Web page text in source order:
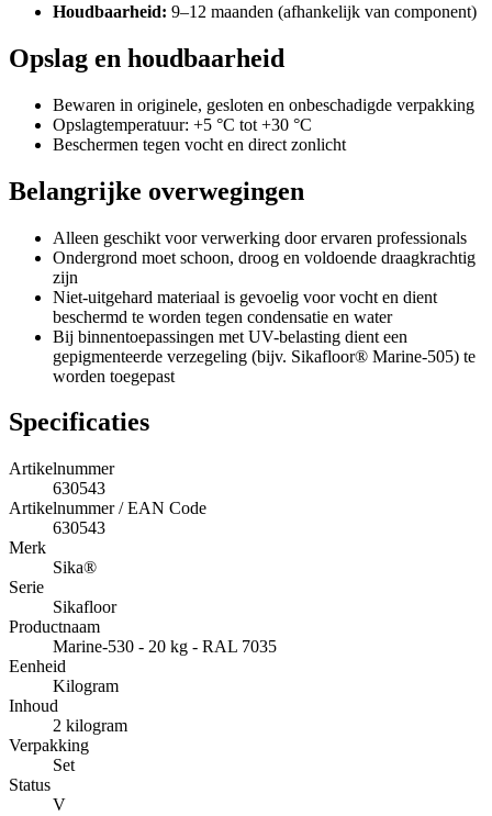
Houdbaarheid: 9–12 maanden (afhankelijk van component)
Opslag en houdbaarheid
Bewaren in originele, gesloten en onbeschadigde verpakking
Opslagtemperatuur: +5 °C tot +30 °C
Beschermen tegen vocht en direct zonlicht
Belangrijke overwegingen
Alleen geschikt voor verwerking door ervaren professionals
Ondergrond moet schoon, droog en voldoende draagkrachtig
zijn
Niet-uitgehard materiaal is gevoelig voor vocht en dient
beschermd te worden tegen condensatie en water
Bij binnentoepassingen met UV-belasting dient een
gepigmenteerde verzegeling (bijv. Sikafloor® Marine-505) te
worden toegepast
Specificaties
Artikelnummer
630543
Artikelnummer / EAN Code
630543
Merk
Sika®
Serie
Sikafloor
Productnaam
Marine-530 - 20 kg - RAL 7035
Eenheid
Kilogram
Inhoud
2 kilogram
Verpakking
Set
Status
V